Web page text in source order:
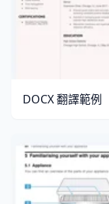
DOCX 翻譯範例